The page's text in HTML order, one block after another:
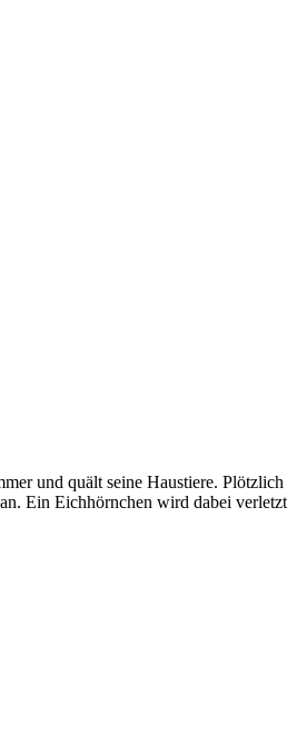
und quält seine Haustiere.
Ein Eichhörnchen wird dabei